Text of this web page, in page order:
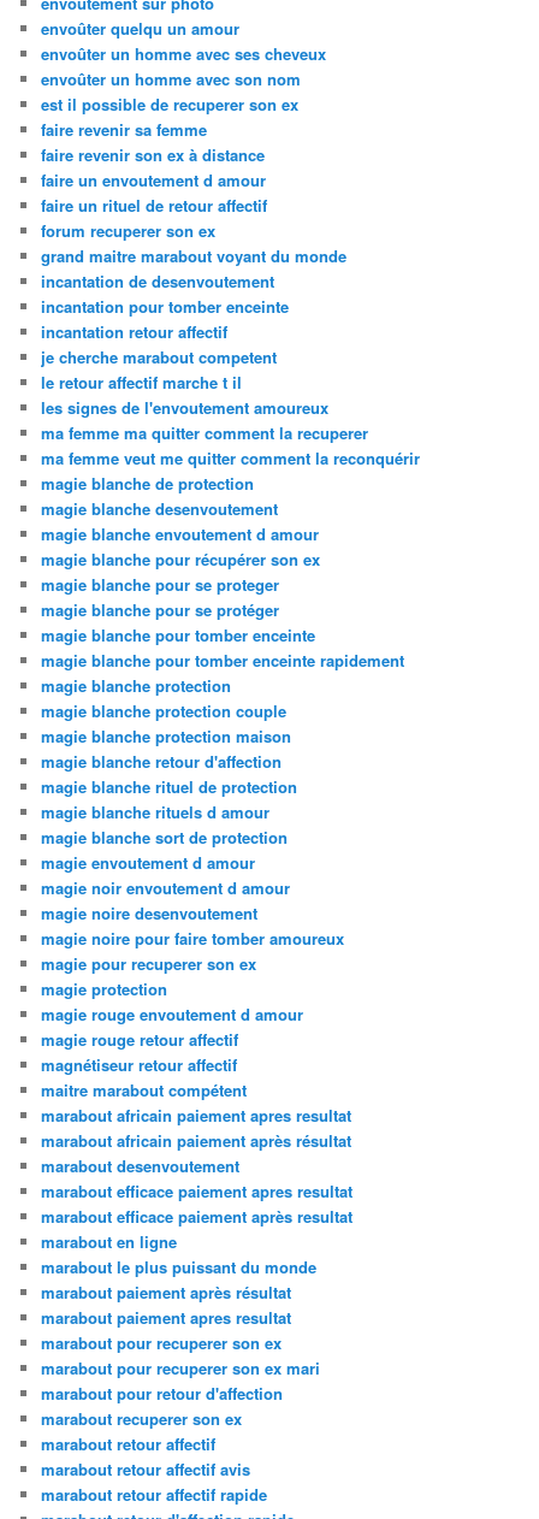
envoûter quelqu un amour
envoûter un homme avec ses cheveux
envoûter un homme avec son nom
est il possible de recuperer son ex
faire revenir sa femme
faire revenir son ex à distance
faire un envoutement d amour
faire un rituel de retour affectif
forum recuperer son ex
grand maitre marabout voyant du monde
incantation de desenvoutement
incantation pour tomber enceinte
incantation retour affectif
je cherche marabout competent
le retour affectif marche t il
les signes de l'envoutement amoureux
ma femme ma quitter comment la recuperer
ma femme veut me quitter comment la reconquérir
magie blanche de protection
magie blanche desenvoutement
magie blanche envoutement d amour
magie blanche pour récupérer son ex
magie blanche pour se proteger
magie blanche pour se protéger
magie blanche pour tomber enceinte
magie blanche pour tomber enceinte rapidement
magie blanche protection
magie blanche protection couple
magie blanche protection maison
magie blanche retour d'affection
magie blanche rituel de protection
magie blanche rituels d amour
magie blanche sort de protection
magie envoutement d amour
magie noir envoutement d amour
magie noire desenvoutement
magie noire pour faire tomber amoureux
magie pour recuperer son ex
magie protection
magie rouge envoutement d amour
magie rouge retour affectif
magnétiseur retour affectif
maitre marabout compétent
marabout africain paiement apres resultat
marabout africain paiement après résultat
marabout desenvoutement
marabout efficace paiement apres resultat
marabout efficace paiement après resultat
marabout en ligne
marabout le plus puissant du monde
marabout paiement après résultat
marabout paiement apres resultat
marabout pour recuperer son ex
marabout pour recuperer son ex mari
marabout pour retour d'affection
marabout recuperer son ex
marabout retour affectif
marabout retour affectif avis
marabout retour affectif rapide